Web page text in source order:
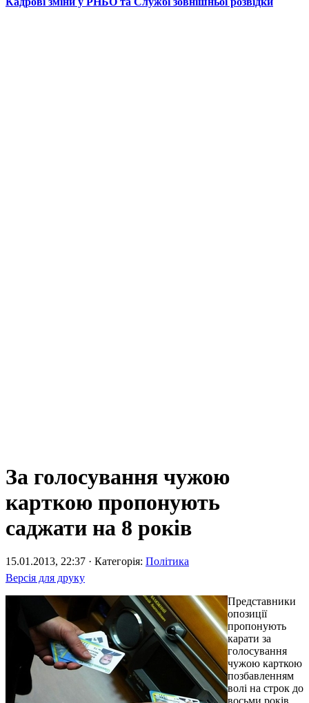
За голосування чужою
карткою пропонують
саджати на 8 років
15.01.2013, 22:37 · Категорія: Політика
Версія для друку
Представники
опозиції
пропонують
карати за
голосування
чужою карткою
позбавленням
волі на строк до
восьми років.